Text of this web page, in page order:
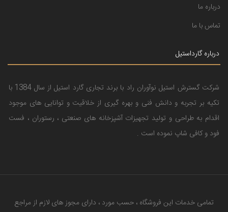
درباره ما
تماس با ما
درباره گارداستیل
شرکت گسترش استیل نوآوران راد با برند تجاری گارد استیل از سال 1384 با
تکیه بر تجربه و دانش فنی و بهره گیری از خلاقیت و توانایی های موجود
اقدام به طراحی و تولید تجهیزات آشپزخانه های صنعتی ، رستوران ، فست
فود و کافی شاپ نموده است .
تمامی خدمات این فروشگاه ، حسب مورد ، دارای مجوز های لازم از مراجع